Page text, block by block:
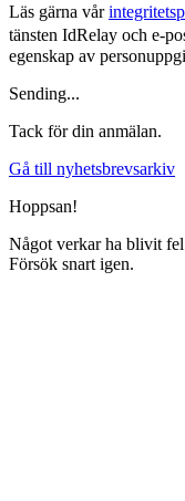
Läs gärna vår
tänsten IdRelay och e-
egenskap av
Sending...
Tack för din anmälan.
Gå till nyhetsbrevsarkiv
Hoppsan!
Något verkar ha blivit
Försök snart igen.